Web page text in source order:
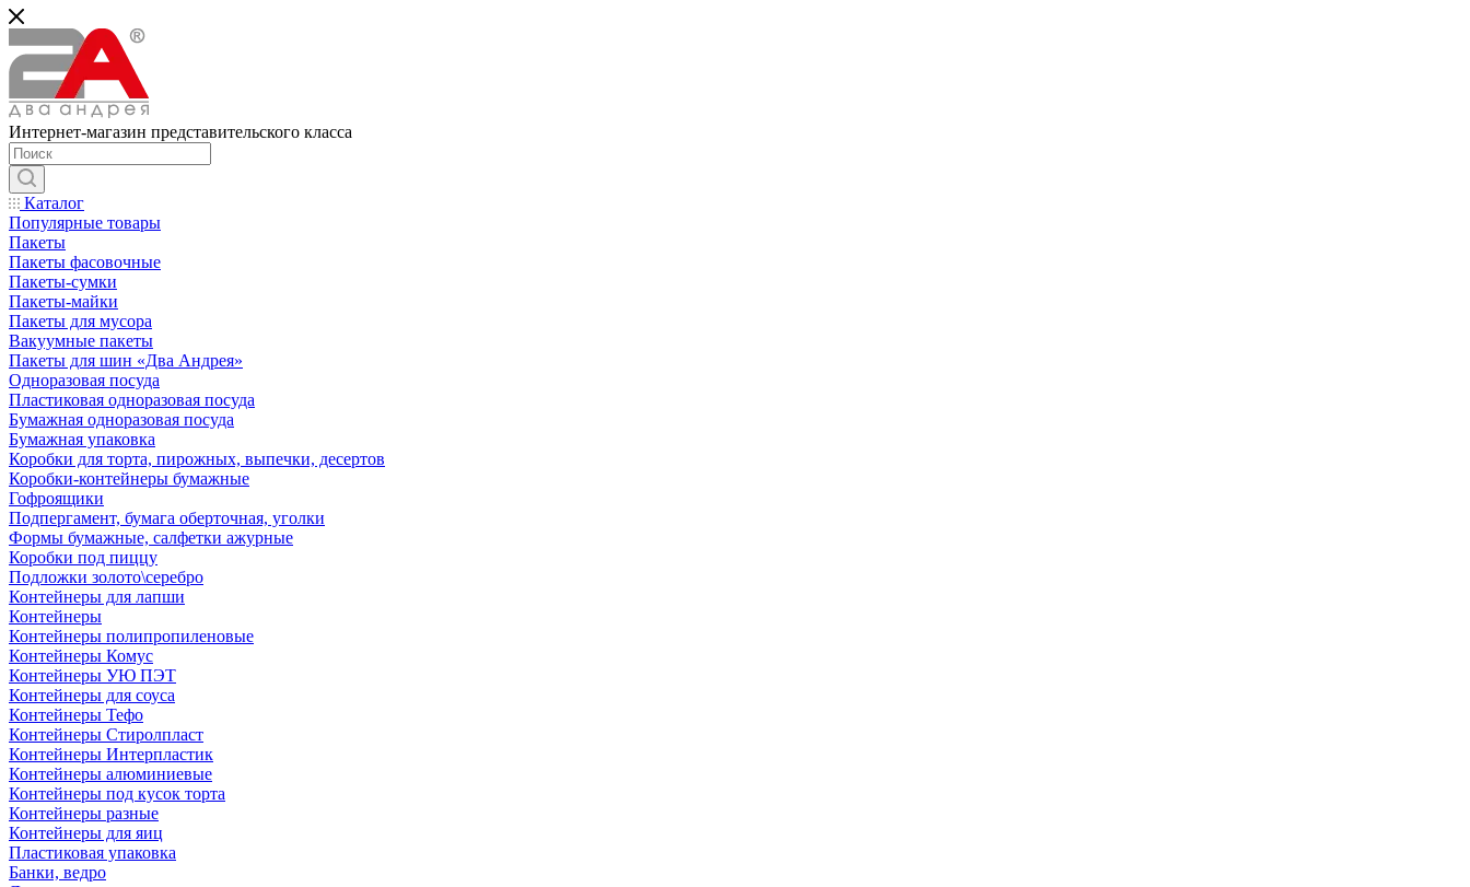
Интернет-магазин представительского класса
Каталог
Популярные товары
Пакеты
Пакеты фасовочные
Пакеты-сумки
Пакеты-майки
Пакеты для мусора
Вакуумные пакеты
Пакеты для шин «Два Андрея»
Одноразовая посуда
Пластиковая одноразовая посуда
Бумажная одноразовая посуда
Бумажная упаковка
Коробки для торта, пирожных, выпечки, десертов
Коробки-контейнеры бумажные
Гофроящики
Подпергамент, бумага оберточная, уголки
Формы бумажные, салфетки ажурные
Коробки под пиццу
Подложки золото\серебро
Контейнеры для лапши
Контейнеры
Контейнеры полипропиленовые
Контейнеры Комус
Контейнеры УЮ ПЭТ
Контейнеры для соуса
Контейнеры Тефо
Контейнеры Стиролпласт
Контейнеры Интерпластик
Контейнеры алюминиевые
Контейнеры под кусок торта
Контейнеры разные
Контейнеры для яиц
Пластиковая упаковка
Банки, ведро